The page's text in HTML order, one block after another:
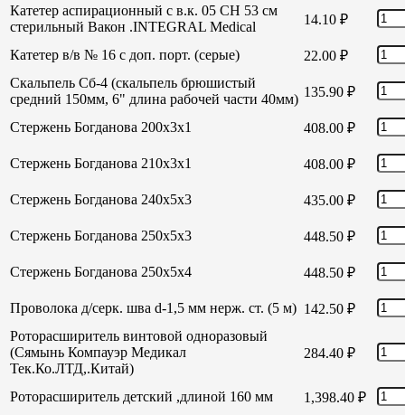
Катетер аспирационный с в.к. 05 СН 53 см
стерильный Вакон .INTEGRAL Medical
14.10 ₽
Катетер в/в № 16 с доп. порт. (серые) 22.00 ₽
Скальпель Сб-4 (скальпель брюшистый
средний 150мм, 6" длина рабочей части 40мм) 135.90 ₽
Стержень Богданова 200х3х1 408.00 ₽
Стержень Богданова 210х3х1 408.00 ₽
Стержень Богданова 240х5х3 435.00 ₽
Стержень Богданова 250х5х3 448.50 ₽
Стержень Богданова 250х5х4 448.50 ₽
Проволока д/серк. шва d-1,5 мм нерж. ст. (5 м) 142.50 ₽
Роторасширитель винтовой одноразовый
(Сямынь Компауэр Медикал
Тек.Ко.ЛТД,.Китай)
284.40 ₽
Роторасширитель детский ,длиной 160 мм 1,398.40 ₽